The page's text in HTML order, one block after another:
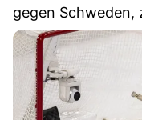
gegen Schweden,